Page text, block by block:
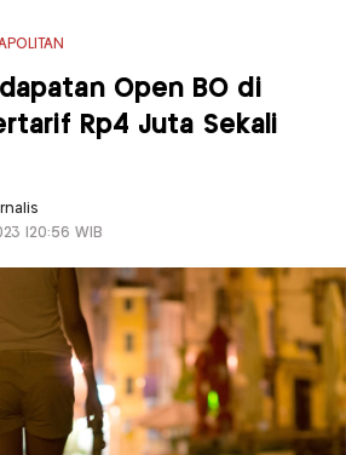
Open BO di
Rp4 Juta Sekali
|20:56 WIB